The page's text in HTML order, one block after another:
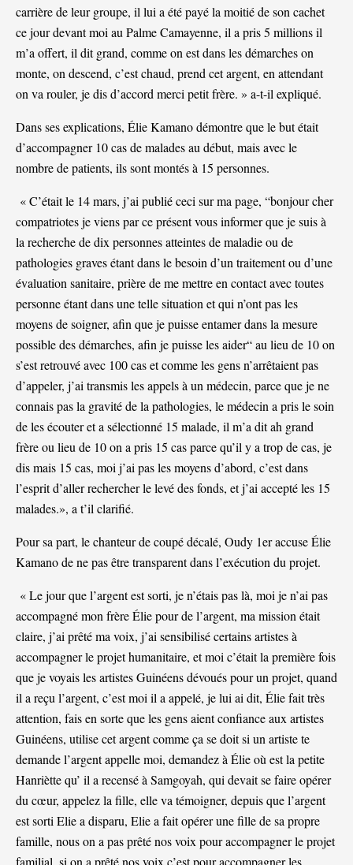
carrière de leur groupe, il lui a été payé la moitié de son cachet
ce jour devant moi au Palme Camayenne, il a pris 5 millions il
m’a offert, il dit grand, comme on est dans les démarches on
monte, on descend, c’est chaud, prend cet argent, en attendant
on va rouler, je dis d’accord merci petit frère. » a-t-il expliqué.
Dans ses explications, Élie Kamano démontre que le but était
d’accompagner 10 cas de malades au début, mais avec le
nombre de patients, ils sont montés à 15 personnes.
« C’était le 14 mars, j’ai publié ceci sur ma page, “bonjour cher
compatriotes je viens par ce présent vous informer que je suis à
la recherche de dix personnes atteintes de maladie ou de
pathologies graves étant dans le besoin d’un traitement ou d’une
évaluation sanitaire, prière de me mettre en contact avec toutes
personne étant dans une telle situation et qui n’ont pas les
moyens de soigner, afin que je puisse entamer dans la mesure
possible des démarches, afin je puisse les aider“ au lieu de 10 on
s’est retrouvé avec 100 cas et comme les gens n’arrêtaient pas
d’appeler, j’ai transmis les appels à un médecin, parce que je ne
connais pas la gravité de la pathologies, le médecin a pris le soin
de les écouter et a sélectionné 15 malade, il m’a dit ah grand
frère ou lieu de 10 on a pris 15 cas parce qu’il y a trop de cas, je
dis mais 15 cas, moi j’ai pas les moyens d’abord, c’est dans
l’esprit d’aller rechercher le levé des fonds, et j’ai accepté les 15
malades.», a t’il clarifié.
Pour sa part, le chanteur de coupé décalé, Oudy 1er accuse Élie
Kamano de ne pas être transparent dans l’exécution du projet.
« Le jour que l’argent est sorti, je n’étais pas là, moi je n’ai pas
accompagné mon frère Élie pour de l’argent, ma mission était
claire, j’ai prêté ma voix, j’ai sensibilisé certains artistes à
accompagner le projet humanitaire, et moi c’était la première fois
que je voyais les artistes Guinéens dévoués pour un projet, quand
il a reçu l’argent, c’est moi il a appelé, je lui ai dit, Élie fait très
attention, fais en sorte que les gens aient confiance aux artistes
Guinéens, utilise cet argent comme ça se doit si un artiste te
demande l’argent appelle moi, demandez à Élie où est la petite
Hanriètte qu’ il a recensé à Samgoyah, qui devait se faire opérer
du cœur, appelez la fille, elle va témoigner, depuis que l’argent
est sorti Elie a disparu, Elie a fait opérer une fille de sa propre
famille, nous on a pas prêté nos voix pour accompagner le projet
familial, si on a prêté nos voix c’est pour accompagner les